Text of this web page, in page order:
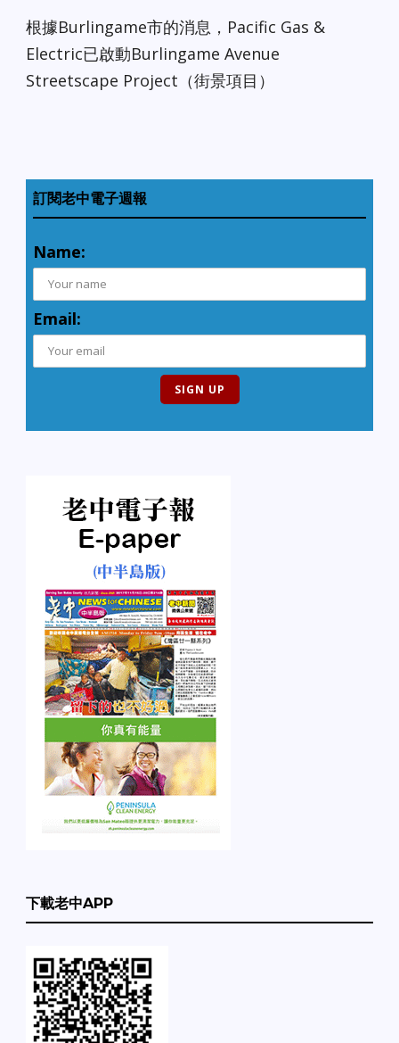
根據Burlingame市的消息，Pacific Gas &
Electric已啟動Burlingame Avenue
Streetscape Project（街景項目）
訂閱老中電子週報
Name:
Email:
下載老中APP